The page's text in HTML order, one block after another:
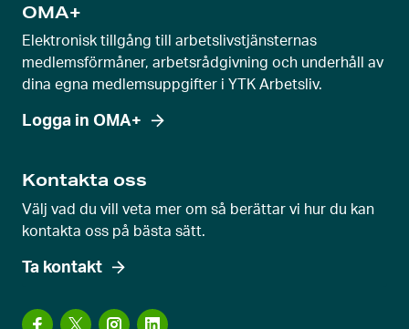
OMA+
Elektronisk tillgång till arbetslivstjänsternas
medlemsförmåner, arbetsrådgivning och underhåll av
dina egna medlemsuppgifter i YTK Arbetsliv.
Logga in OMA+
Kontakta oss
Välj vad du vill veta mer om så berättar vi hur du kan
kontakta oss på bästa sätt.
Ta kontakt